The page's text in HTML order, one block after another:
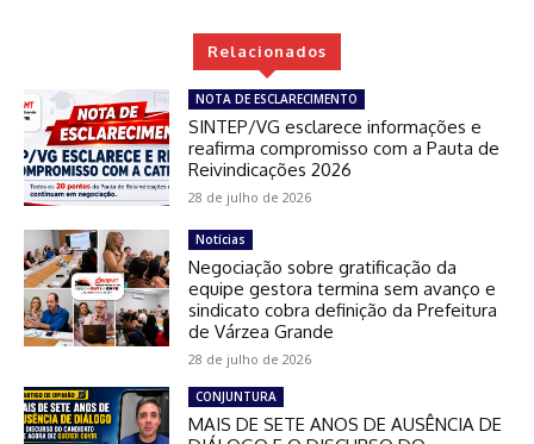
Relacionados
NOTA DE ESCLARECIMENTO
SINTEP/VG esclarece informações e
reafirma compromisso com a Pauta de
Reivindicações 2026
28 de julho de 2026
Notícias
Negociação sobre gratificação da
equipe gestora termina sem avanço e
sindicato cobra definição da Prefeitura
de Várzea Grande
28 de julho de 2026
CONJUNTURA
MAIS DE SETE ANOS DE AUSÊNCIA DE